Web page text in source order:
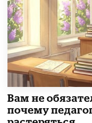
​Вам не
почему